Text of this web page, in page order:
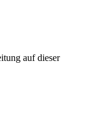
auf dieser